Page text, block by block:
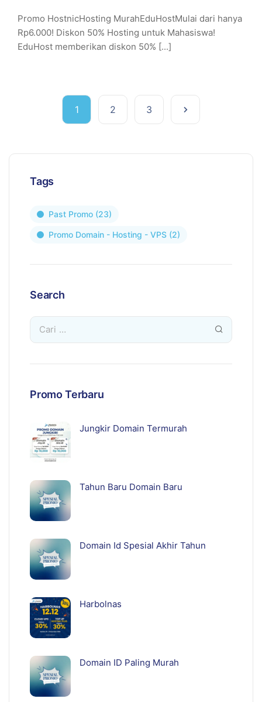
Promo HostnicHosting MurahEduHostMulai dari hanya
Rp6.000! Diskon 50% Hosting untuk Mahasiswa!
EduHost memberikan diskon 50% [...]
1 2 3
Tags
Past Promo (23)
Promo Domain - Hosting - VPS (2)
Search
Promo Terbaru
Jungkir Domain Termurah
Tahun Baru Domain Baru
Domain Id Spesial Akhir Tahun
Harbolnas
Domain ID Paling Murah